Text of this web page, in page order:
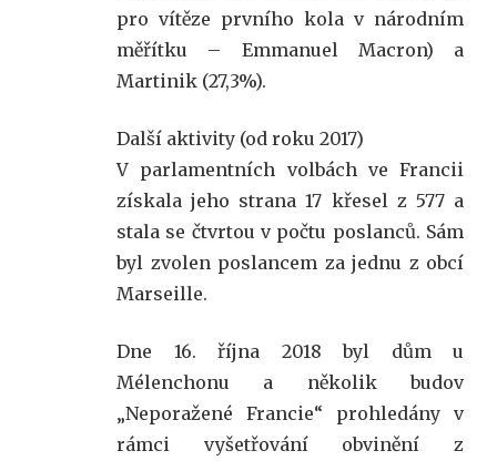
pro vítěze prvního kola v národním
měřítku – Emmanuel Macron) a
Martinik (27,3%).
Další aktivity (od roku 2017)
V parlamentních volbách ve Francii
získala jeho strana 17 křesel z 577 a
stala se čtvrtou v počtu poslanců. Sám
byl zvolen poslancem za jednu z obcí
Marseille.
Dne 16. října 2018 byl dům u
Mélenchonu a několik budov
„Neporažené Francie“ prohledány v
rámci vyšetřování obvinění z